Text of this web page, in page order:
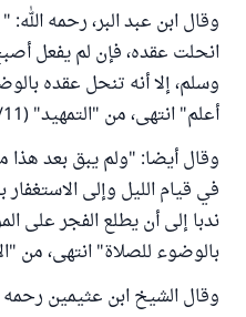
وقال ابن عبد البر، رحمه
انحلت عقده، فإن لم يفعل
وسلم، إلا أنه تنحل عقده
أعلم" انتهى، من "التمهيد" (11/ 650 ت بشار).
وقال أيضا: "ولم يبق بعد هذا
في قيام الليل وإلى
ندبا إلى أن يطلع الفجر على
بالوضوء للصلاة" انتهى، من
وقال الشيخ ابن عثيمين رحمه